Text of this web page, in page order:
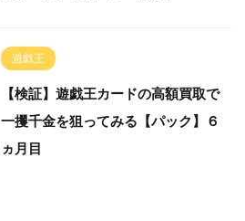
遊戯王
【検証】遊戯王カードの高額買取で
一攫千金を狙ってみる【パック】６
ヵ月目